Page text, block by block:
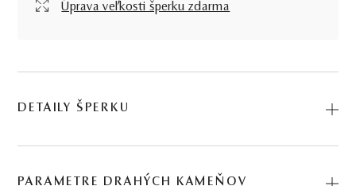
Úprava veľkosti šperku zdarma
DETAILY ŠPERKU
záhnedy, dáva o svojej nositeľke jasnú správu, že ide o
PARAMETRE DRAHÝCH KAMEŇOV